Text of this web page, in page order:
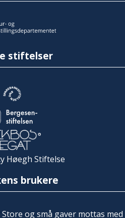
stiftelser
Høegh Stiftelse
brukere
og små gaver mottas med